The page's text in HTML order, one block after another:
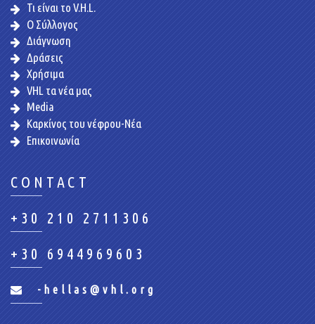
Τι είναι το V.H.L.
Ο Σύλλογος
Διάγνωση
Δράσεις
Χρήσιμα
VHL τα νέα μας
Media
Καρκίνος του νέφρου-Νέα
Επικοινωνία
CONTACT
+30 210 2711306
+30 6944969603
-hellas@vhl.org